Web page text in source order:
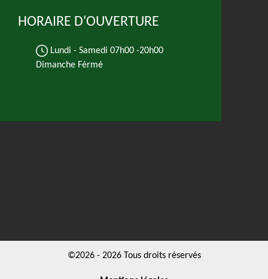
HORAIRE D'OUVERTURE
Lundi - Samedi 07h00 -20h00
Dimanche Férmé
©2026 - 2026 Tous droits réservés